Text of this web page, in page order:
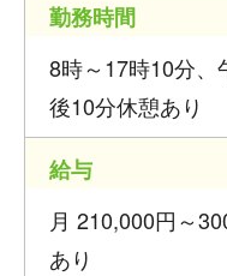
勤務時間
8時～17時10分、
後10分休憩あり
給与
月 210,000円～
あり